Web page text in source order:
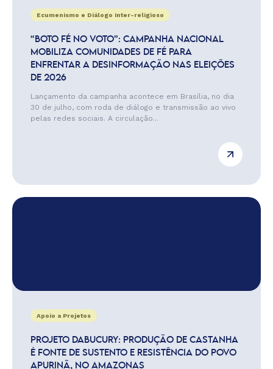
Ecumenismo e Diálogo Inter-religioso
“BOTO FÉ NO VOTO”: CAMPANHA NACIONAL
MOBILIZA COMUNIDADES DE FÉ PARA
ENFRENTAR A DESINFORMAÇÃO NAS ELEIÇÕES
DE 2026
Lançamento da campanha acontece em Brasília, no dia
30 de julho, com roda de diálogo e transmissão ao vivo
pelas redes sociais. A circulação...
Apoio a Projetos
PROJETO DABUCURY: PRODUÇÃO DE CASTANHA
É FONTE DE SUSTENTO E RESISTÊNCIA DO POVO
APURINÃ, NO AMAZONAS